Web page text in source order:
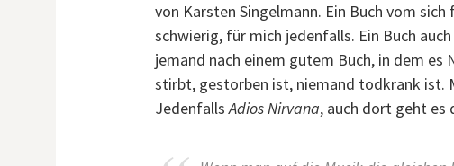
von Karsten Singelmann. Ein Buch vom
schwierig, für mich jedenfalls. Ein Buch
jemand nach einem gutem Buch, in dem es
stirbt, gestorben ist, niemand todkrank ist.
JedenfallsAdios Nirvana, auch dort geht es